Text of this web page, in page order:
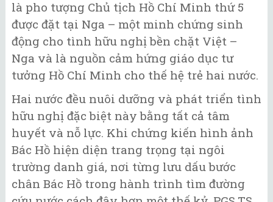
là pho tượng Chủ tịch Hồ Chí Minh thứ 5
được đặt tại Nga – một minh chứng sinh
động cho tình hữu nghị bền chặt Việt –
Nga và là nguồn cảm hứng giáo dục tư
tưởng Hồ Chí Minh cho thế hệ trẻ hai nước.
Hai nước đều nuôi dưỡng và phát triển tình
hữu nghị đặc biệt này bằng tất cả tâm
huyết và nỗ lực. Khi chứng kiến hình ảnh
Bác Hồ hiện diện trang trọng tại ngôi
trường danh giá, nơi từng lưu dấu bước
chân Bác Hồ trong hành trình tìm đường